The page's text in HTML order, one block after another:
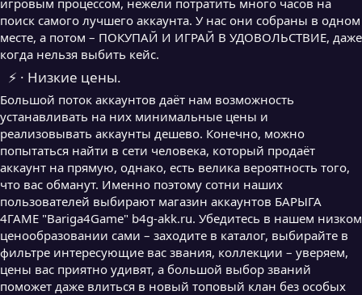
игровым процессом, нежели потратить много часов на
поиск самого лучшего аккаунта. У нас они собраны в одном
месте, а потом – ПОКУПАЙ И ИГРАЙ В УДОВОЛЬСТВИЕ, даже
когда нельзя выбить кейс.
⚡ · Низкие цены.
Большой поток аккаунтов даёт нам возможность
устанавливать на них минимальные цены и
реализовывать аккаунты дешево. Конечно, можно
попытаться найти в сети человека, который продаёт
аккаунт на прямую, однако, есть велика вероятность того,
что вас обманут. Именно поэтому сотни наших
пользователей выбирают магазин аккаунтов БАРЫГА
4ГАМЕ "Bariga4Game" b4g-akk.ru. Убедитесь в нашем низком
ценообразовании сами – заходите в каталог, выбирайте в
фильтре интересующие вас звания, коллекции – уверяем,
цены вас приятно удивят, а большой выбор званий
поможет даже влиться в новый топовый клан без особых